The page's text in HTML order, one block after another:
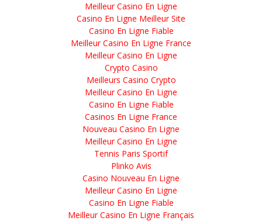
Meilleur Casino En Ligne
Casino En Ligne Meilleur Site
Casino En Ligne Fiable
Meilleur Casino En Ligne France
Meilleur Casino En Ligne
Crypto Casino
Meilleurs Casino Crypto
Meilleur Casino En Ligne
Casino En Ligne Fiable
Casinos En Ligne France
Nouveau Casino En Ligne
Meilleur Casino En Ligne
Tennis Paris Sportif
Plinko Avis
Casino Nouveau En Ligne
Meilleur Casino En Ligne
Casino En Ligne Fiable
Meilleur Casino En Ligne Français